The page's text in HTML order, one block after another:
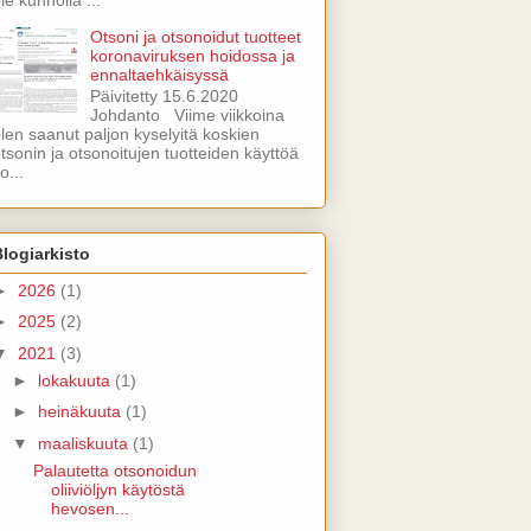
Otsoni ja otsonoidut tuotteet
koronaviruksen hoidossa ja
ennaltaehkäisyssä
Päivitetty 15.6.2020
Johdanto Viime viikkoina
saanut paljon kyselyitä koskien
ja otsonoitujen tuotteiden käyttöä
2026 (1)
2025 (2)
2021 (3)
► lokakuuta (1)
► heinäkuuta (1)
▼ maaliskuuta (1)
Palautetta otsonoidun
oliiviöljyn käytöstä
hevosen...